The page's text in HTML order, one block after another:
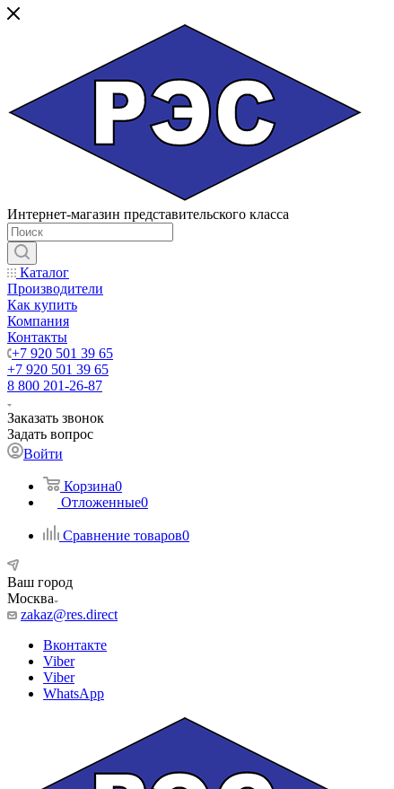
Интернет-магазин представительского класса
Каталог
Производители
Как купить
Компания
Контакты
+7 920 501 39 65
+7 920 501 39 65
8 800 201-26-87
Заказать звонок
Задать вопрос
Войти
Корзина0
Отложенные0
Сравнение товаров0
Ваш город
Москва
zakaz@res.direct
Вконтакте
Viber
Viber
WhatsApp